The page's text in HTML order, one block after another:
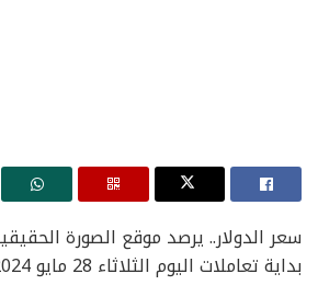
سعر الدولار.. يرصد موقع الصورة
بداية تعاملات اليوم الثلاثاء 28 مايو 2024.